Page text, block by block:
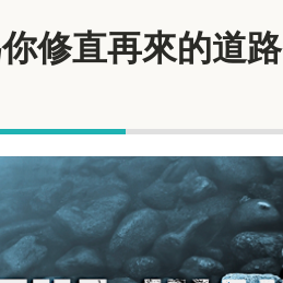
你修直再來的道路